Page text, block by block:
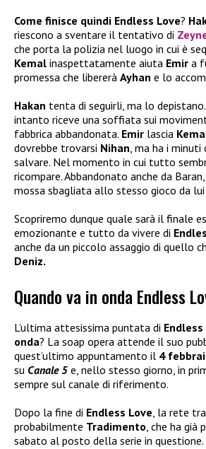
Come finisce quindi Endless Love?
riescono a sventare il tentativo di
che porta la polizia nel luogo in cui è
Kemal inaspettatamente aiuta Emir a
promessa che libererà Ayhan e lo
Hakan tenta di seguirli, ma lo
intanto riceve una soffiata sui
fabbrica abbandonata. Emir lascia
dovrebbe trovarsi Nihan , ma ha i
salvare. Nel momento in cui tutto
ricompare. Abbandonato anche da
mossa sbagliata allo stesso gioco da
Scopriremo dunque quale sarà il finale
emozionante e tutto da vivere di
anche da un piccolo assaggio di quello
Deniz.
Quando va in onda Endless
L’ultima attesissima puntata di
onda? La soap opera attende il suo
quest’ultimo appuntamento il 4
su Canale 5 e, nello stesso giorno, in
sempre sul canale di riferimento.
Dopo la fine di Endless Love, la rete
probabilmente Tradimento, che ha già
sabato al posto della serie in questione.